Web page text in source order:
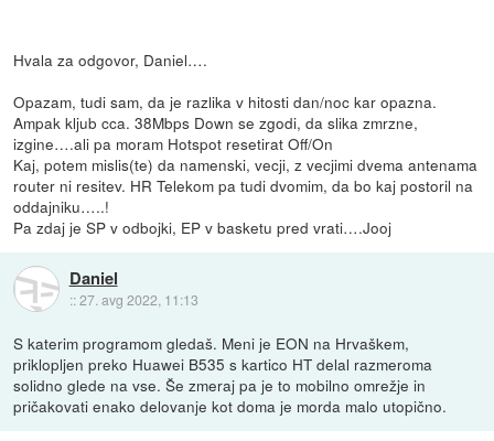
Hvala za odgovor, Daniel….
Opazam, tudi sam, da je razlika v hitosti dan/noc kar opazna.
Ampak kljub cca. 38Mbps Down se zgodi, da slika zmrzne,
izgine….ali pa moram Hotspot resetirat Off/On
Kaj, potem mislis(te) da namenski, vecji, z vecjimi dvema antenama
router ni resitev. HR Telekom pa tudi dvomim, da bo kaj postoril na
oddajniku…..!
Pa zdaj je SP v odbojki, EP v basketu pred vrati….Jooj
Daniel
::27. avg 2022, 11:13
S katerim programom gledaš. Meni je EON na Hrvaškem,
priklopljen preko Huawei B535 s kartico HT delal razmeroma
solidno glede na vse. Še zmeraj pa je to mobilno omrežje in
pričakovati enako delovanje kot doma je morda malo utopično.